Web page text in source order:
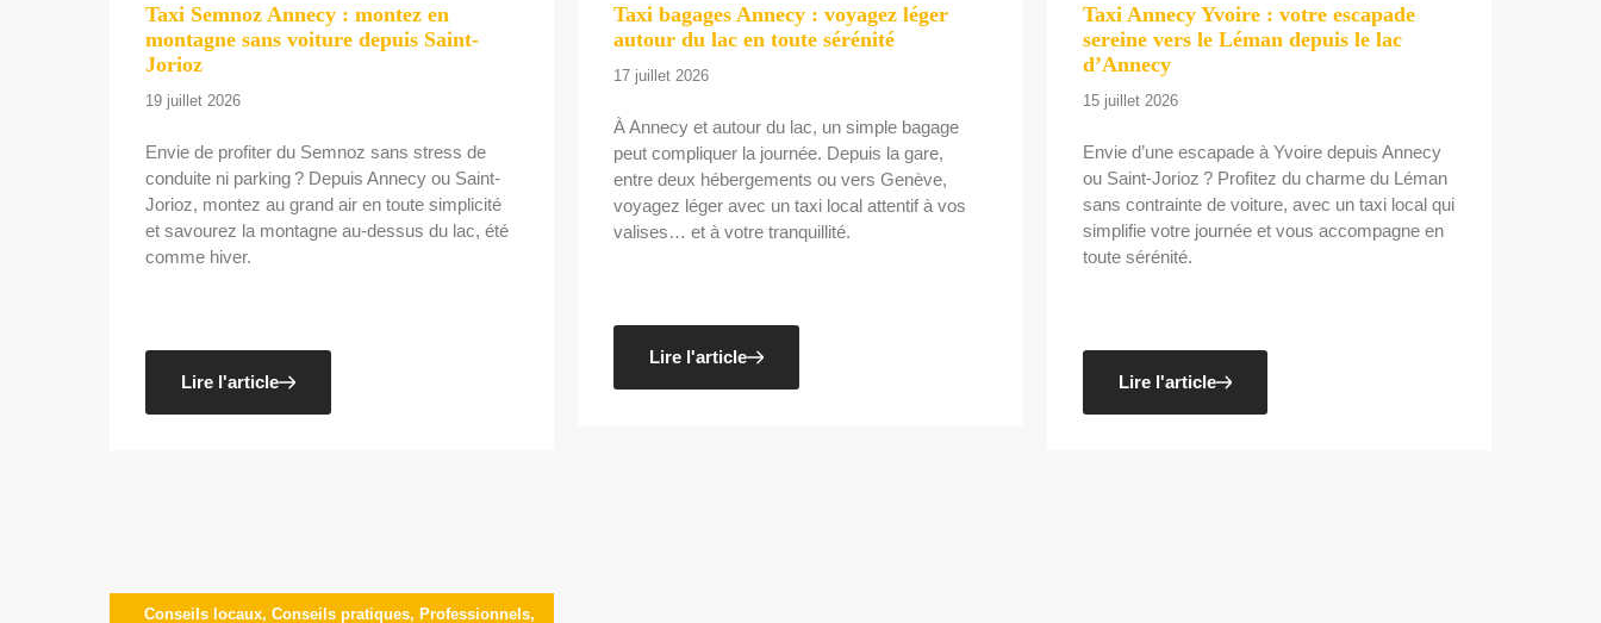
Taxi Semnoz Annecy : montez en
montagne sans voiture depuis Saint-
Jorioz
19 juillet 2026
Envie de profiter du Semnoz sans stress de
conduite ni parking ? Depuis Annecy ou Saint-
Jorioz, montez au grand air en toute simplicité
et savourez la montagne au-dessus du lac, été
comme hiver.
Lire l'article
Taxi bagages Annecy : voyagez léger
autour du lac en toute sérénité
17 juillet 2026
À Annecy et autour du lac, un simple bagage
peut compliquer la journée. Depuis la gare,
entre deux hébergements ou vers Genève,
voyagez léger avec un taxi local attentif à vos
valises… et à votre tranquillité.
Lire l'article
Taxi Annecy Yvoire : votre escapade
sereine vers le Léman depuis le lac
d’Annecy
15 juillet 2026
Envie d’une escapade à Yvoire depuis Annecy
ou Saint-Jorioz ? Profitez du charme du Léman
sans contrainte de voiture, avec un taxi local qui
simplifie votre journée et vous accompagne en
toute sérénité.
Lire l'article
Conseils locaux,Conseils pratiques, Professionnels,